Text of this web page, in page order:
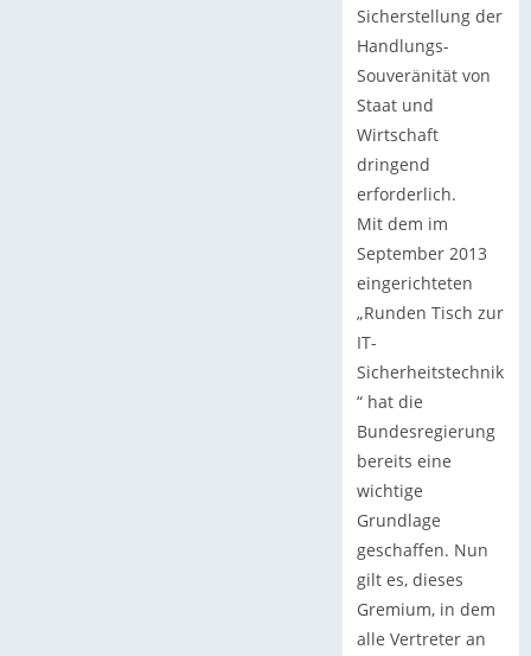
Sicherstellung der
Handlungs-
Souveränität von
Staat und
Wirtschaft
dringend
erforderlich.
Mit dem im
September 2013
eingerichteten
„Runden Tisch zur
IT-
Sicherheitstechnik
“ hat die
Bundesregierung
bereits eine
wichtige
Grundlage
geschaffen. Nun
gilt es, dieses
Gremium, in dem
alle Vertreter an